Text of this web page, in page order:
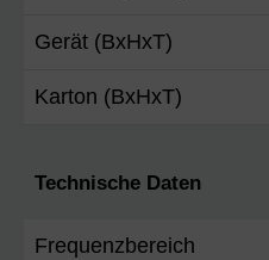
Gerät (BxHxT)
Karton (BxHxT)
Technische Daten
Frequenzbereich